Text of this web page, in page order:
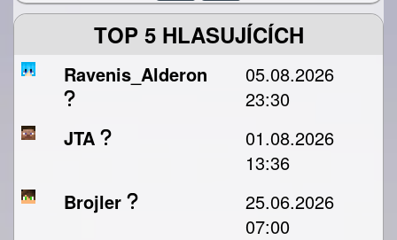
TOP 5 HLASUJÍCÍCH
Ravenis_Alderon
05.08.2026
23:30
JTA
01.08.2026
13:36
Brojler
25.06.2026
07:00